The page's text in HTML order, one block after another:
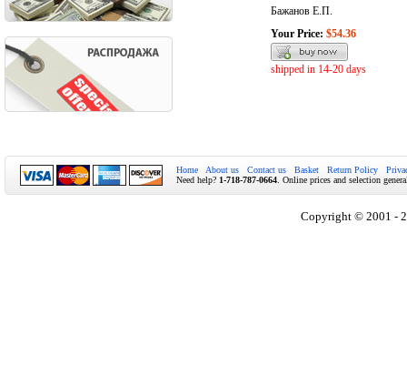
Бажанов Е.П.
Your Price: $54.36
shipped in 14-20 days
Home About us Contact us Basket Return Policy
Need help? 1-718-787-0664 . Online prices and selection
Copyright © 2001 -